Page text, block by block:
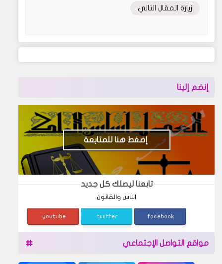
زيارة المقال التالي
إنضم إلينا
إضغط هنا للمتابعة
تابعنا ليصلك كل جديد
الناس والقانون
facebook
twitter
youtube
مواقع التواصل الإجتماعي